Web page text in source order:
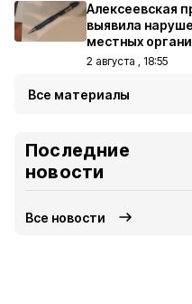
Алексеевская
выявила
местных
2 августа , 18:55
Все материалы
Последние
новости
Все новости